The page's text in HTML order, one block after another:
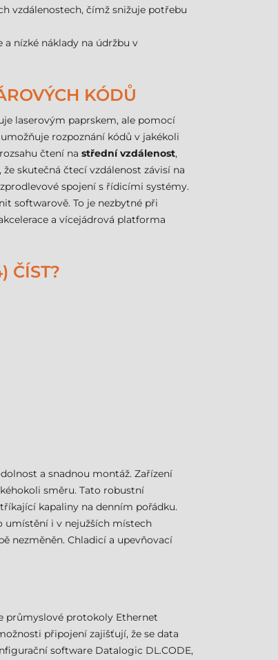
vzdálenostech, čímž snižuje potřebu
nízké náklady na údržbu v
KÓDŮ
laserovým paprskem, ale pomocí
rozpoznání kódů v jakékoli
čtení na střední vzdálenost,
skutečná čtecí vzdálenost závisí na
spojení s řídicími systémy.
softwarově. To je nezbytné při
a vícejádrová platforma
ČÍST?
a snadnou montáž. Zařízení
směru. Tato robustní
kapaliny na denním pořádku.
umístění i v nejužších místech
nezměněn. Chladicí a upevňovací
průmyslové protokoly Ethernet
připojení zajišťují, že se data
software Datalogic DL.CODE,